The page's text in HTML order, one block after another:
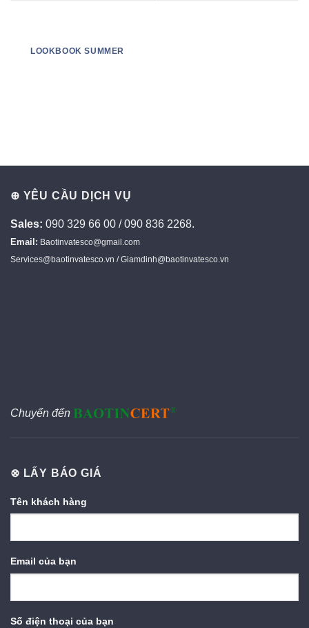
LOOKBOOK SUMMER
⊕ YÊU CẦU DỊCH VỤ
Sales: 090 329 66 00 / 090 836 2268.
Email: Baotinvatesco@gmail.com
Services@baotinvatesco.vn / Giamdinh@baotinvatesco.vn
Chuyển đến
⊗ LẤY BÁO GIÁ
Tên khách hàng
Email của bạn
Số điện thoại của bạn